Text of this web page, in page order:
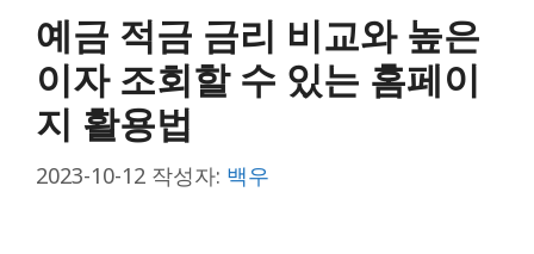
예금 적금 금리 비교와 높은
이자 조회할 수 있는 홈페이
지 활용법
2023-10-12 작성자: 백우